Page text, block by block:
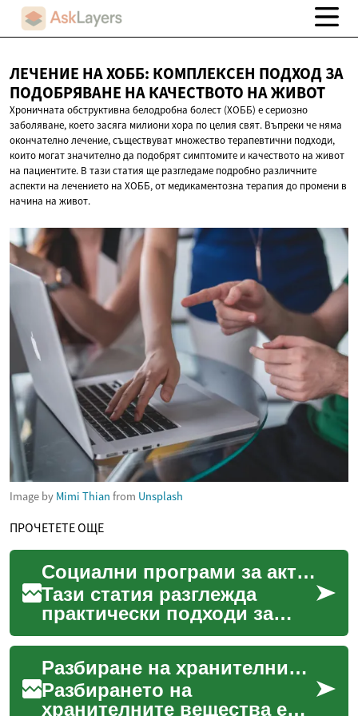
ЛЕЧЕНИЕ НА ХОББ: КОМПЛЕКСЕН ПОДХОД ЗА
ПОДОБРЯВАНЕ НА КАЧЕСТВОТО НА ЖИВОТ
Хроничната обструктивна белодробна болест (ХОББ) е сериозно
заболяване, което засяга милиони хора по целия свят. Въпреки че няма
окончателно лечение, съществуват множество терапевтични подходи,
които могат значително да подобрят симптомите и качеството на живот
на пациентите. В тази статия ще разгледаме подробно различните
аспекти на лечението на ХОББ, от медикаментозна терапия до промени в
начина на живот.
Image by Mimi Thian from Unsplash
ПРОЧЕТЕТЕ ОЩЕ
Социални програми за активност и интеграция на възрастните
Тази статия разглежда
практически подходи за
социална ангажираност и
включване на възрастни
хора чрез програми за акт...
Разбиране на хранителните вещества за оптимален живот
Разбирането на
хранителните вещества е